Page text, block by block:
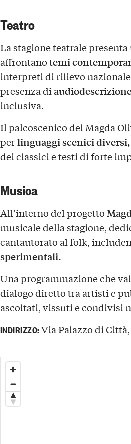
Teatro
La stagione teatrale
affrontanotemi
interpreti di rilievo
presenza di
inclusiva.
Il palcoscenico del Magda
perlinguaggi scenici diversi,
dei classici e testi di forte
Musica
All’interno del progetto
musicale della stagione,
cantautorato al folk,
sperimentali.
Una programmazione che
dialogo diretto tra artisti e
ascoltati, vissuti e condivisi
INDIRIZZO:Via Palazzo di